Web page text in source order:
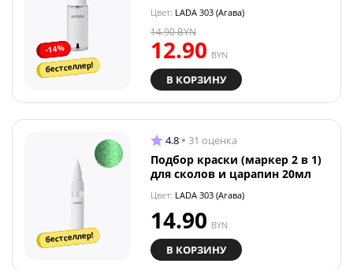
-14%
бестселлер!
Цвет: LADA 303 (Агава)
12.90 BYN
14.90BYN
В КОРЗИНУ
бестселлер!
4.8 31 оценка
Подбор краски (маркер 2 в 1)
для сколов и царапин 20мл
Цвет: LADA 303 (Агава)
14.90 BYN
В КОРЗИНУ